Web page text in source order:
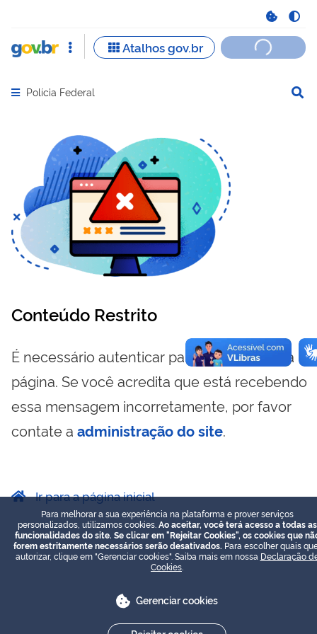
Abrir menu principal de navegação
Polícia Federal
Conteúdo Restrito
É necessário autenticar para visualizar essa
página. Se você acredita que está recebendo
essa mensagem incorretamente, por favor
contate a administração do site.
Ir para a página inicial
Para melhorar a sua experiência na plataforma e prover serviços
personalizados, utilizamos cookies. Ao aceitar, você terá acesso a todas as
funcionalidades do site. Se clicar em "Rejeitar Cookies", os cookies que
forem estritamente necessários serão desativados. Para escolher quais
autorizar, clique em "Gerenciar cookies". Saiba mais em nossa Declaração
Cookies
Gerenciar cookies